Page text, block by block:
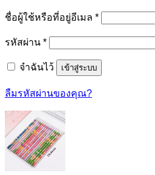
ชื่อผู้ใช้หรือที่อยู่อีเมล *ต้องการ
รหัสผ่าน *ต้องการ
จำฉันไว้ เข้าสู่ระบบ
ลืมรหัสผ่านของคุณ?